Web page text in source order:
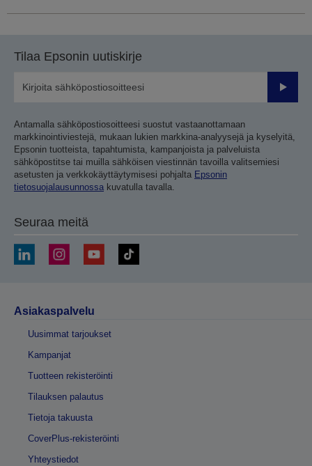
Tilaa Epsonin uutiskirje
Lähetä
Antamalla sähköpostiosoitteesi suostut vastaanottamaan
markkinointiviestejä, mukaan lukien markkina-analyysejä ja kyselyitä,
Epsonin tuotteista, tapahtumista, kampanjoista ja palveluista
sähköpostitse tai muilla sähköisen viestinnän tavoilla valitsemiesi
asetusten ja verkkokäyttäytymisesi pohjalta Epsonin
tietosuojalausunnossa kuvatulla tavalla.
Seuraa meitä
Asiakaspalvelu
Uusimmat tarjoukset
Kampanjat
Tuotteen rekisteröinti
Tilauksen palautus
Tietoja takuusta
CoverPlus-rekisteröinti
Yhteystiedot